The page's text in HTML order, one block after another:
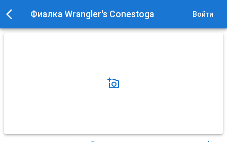
Фиалка Wrangler's Conestoga Войти